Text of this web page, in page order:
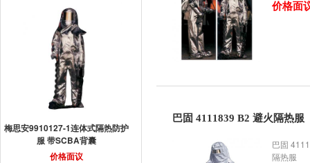
梅思安9910127-1连体式隔热防护
服 带SCBA背囊
价格面议
价格面
巴固 4111839 B2 避火隔热服
巴固
隔热服